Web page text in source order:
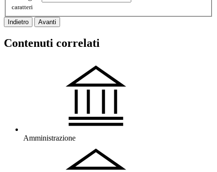
caratteri
Indietro Avanti
Contenuti correlati
Amministrazione